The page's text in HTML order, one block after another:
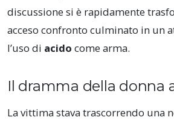
discussione si è rapidamente
acceso confronto culminato in un
l’uso di acido come arma.
Il dramma della donna
La vittima stava trascorrendo una